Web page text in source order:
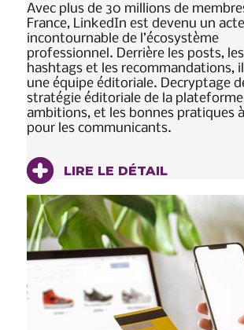
Avec plus de 30 millions de
France, LinkedIn est devenu un
incontournable de l’écosystème
professionnel. Derrière les posts, les
hashtags et les recommandations,
une équipe éditoriale. Decryptage
stratégie éditoriale de la
ambitions, et les bonnes pratiques
pour les communicants.
LIRE LE DÉTAIL